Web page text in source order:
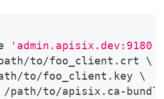
to/foo_client.crt
\
to/foo_client.key
\
/path/to/apisix.ca-